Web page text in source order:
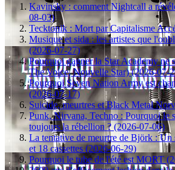
Kavinsky : comment Nightcall a
08-03)
Tecktonik : Mort par Capitalisme
Musique et sida : les artistes que
(2026-07-27)
Pourquoi gagner la Star Academy ne
The Voice, Nouvelle Star) (2026-07-
Pourquoi Seven Nation Army est
(2026-07-17)
Suicide, meurtres et Black Metal
Punk, Nirvana, Techno : Pourquoi le
toujours la rébellion ? (2026-07-06)
La tentative de meurtre de Björk : Un
et 18 cassettes (2026-06-29)
Pourquoi le tube de l'été est MORT